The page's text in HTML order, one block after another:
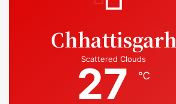
Chhattisgarh
Scattered Clouds
27 ℃